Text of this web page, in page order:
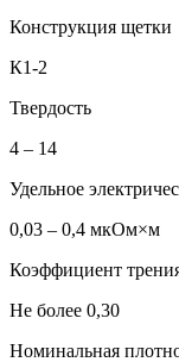
Конструкция щетки
К1-2
Твердость
4 – 14
Удельное
0,03 – 0,4 мкОм×м
Коэффициент
Не более 0,30
Номинальная